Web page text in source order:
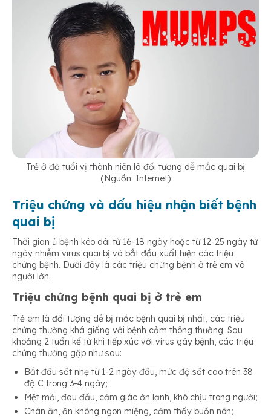
Trẻ ở độ tuổi vị thành niên là đối tượng dễ mắc quai bị
(Nguồn: Internet)
Triệu chứng và dấu hiệu nhận biết bệnh
quai bị
Thời gian ủ bệnh kéo dài từ 16-18 ngày hoặc từ 12-25 ngày từ
ngày nhiễm virus quai bị và bắt đầu xuất hiện các triệu
chứng bệnh. Dưới đây là các triệu chứng bệnh ở trẻ em và
người lớn.
Triệu chứng bệnh quai bị ở trẻ em
Trẻ em là đối tượng dễ bị mắc bệnh quai bị nhất, các triệu
chứng thường khá giống với bệnh cảm thông thường. Sau
khoảng 2 tuần kể từ khi tiếp xúc với virus gây bệnh, các triệu
chứng thường gặp như sau:
Bắt đầu sốt nhẹ từ 1-2 ngày đầu, mức độ sốt cao trên 38
độ C trong 3-4 ngày;
Mệt mỏi, đau đầu, cảm giác ớn lạnh, khó chịu trong người;
Chán ăn, ăn không ngon miệng, cảm thấy buồn nôn;